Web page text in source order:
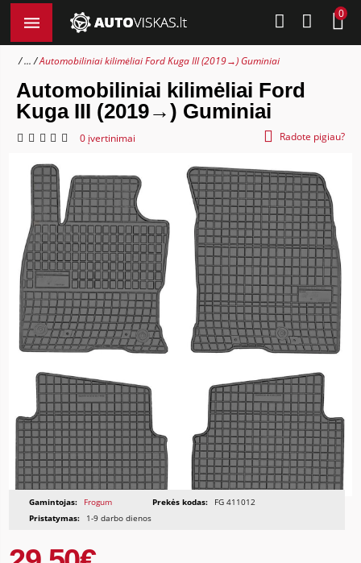
0
... Automobiliniai kilimėliai Ford Kuga III (2019→) Guminiai
Automobiliniai kilimėliai Ford
Kuga III (2019→) Guminiai
0 įvertinimai Radote pigiau?
Gamintojas: Frogum Prekės kodas:
FG 411012
Pristatymas:
1-9 darbo dienos